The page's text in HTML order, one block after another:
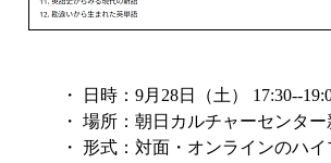
・ 日時：9月28日（土） 17:30--
・ 場所：朝日カルチャーセンター
・ 形式：対面・オンラインのハイ